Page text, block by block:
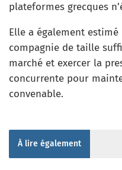
plateformes grecques
Elle a également
compagnie de taille
marché et exercer la
concurrente pour
convenable.
À lire également